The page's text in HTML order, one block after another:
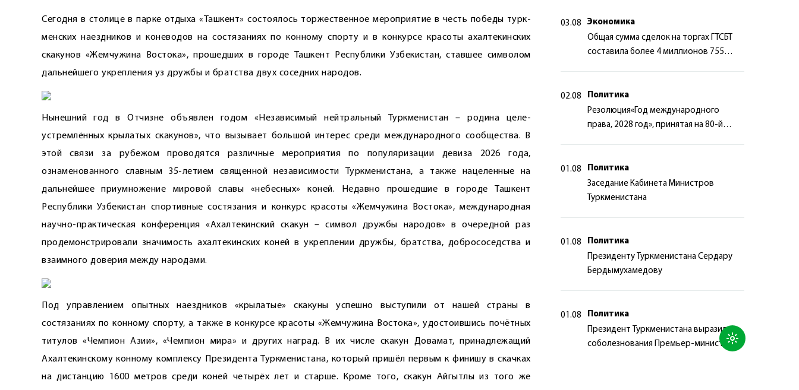
Сегодня в столице в парке отдыха «Ташкент» состоялось торжественное мероприятие в честь победы турк­
менских наездников и коневодов на состязаниях по конному спорту и в конкурсе красоты ахалтекинских
скакунов «Жемчужина Востока», прошедших в городе Ташкент Республики Узбекистан, ставшее символом
дальнейшего укрепления уз дружбы и братства двух соседних народов.
Нынешний год в Отчизне объявлен годом «Независимый нейтральный Туркменистан – родина целе­
устремлённых крылатых скакунов», что вызывает большой интерес среди международного сообщества. В
этой связи за рубежом проводятся различные мероприятия по популяризации девиза 2026 года,
ознаменованного славным 35-летием священной независимости Туркменистана, а также нацеленные на
дальнейшее приумножение мировой славы «небесных» коней. Недавно прошедшие в городе Ташкент
Республики Узбекистан спортивные состязания и конкурс красоты «Жемчужина Востока», международная
научно-практическая конференция «Ахалтекинский скакун – символ дружбы народов» в очередной раз
продемонстрировали значимость ахалтекинских коней в укреплении дружбы, братства, добрососедства и
взаимного доверия между народами.
Под управлением опытных наездников «крылатые» скакуны успешно выступили от нашей страны в
состязаниях по конному спорту, а также в конкурсе красоты «Жемчужина Востока», удостоившись почётных
титулов «Чемпион Азии», «Чемпион мира» и других наград. В их числе скакун Довамат, принадлежащий
Ахалтекинскому конному комплексу Президента Туркменистана, который пришёл первым к финишу в скачках
на дистанцию 1600 метров среди коней четырёх лет и старше. Кроме того, скакун Айгытлы из того же
03.08
Экономика
Общая сумма сделок на торгах ГТСБТ
составила более 4 миллионов 755
02.08
Политика
Резолюция«Год международного
права, 2028 год», принятая на 80-й
01.08
Политика
Заседание Кабинета Министров
Туркменистана
01.08
Политика
Президенту Туркменистана Сердару
Бердымухамедову
01.08
Политика
Президент Туркменистана выразил
соболезнования Премьер-министру